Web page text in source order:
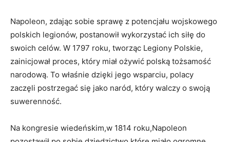
Napoleon, zdając sobie sprawę z potencjału wojskowego
polskich legionów, postanowił wykorzystać ich siłę do
swoich celów. W 1797 roku, tworząc Legiony Polskie,
zainicjował proces, który miał ożywić polską tożsamość
narodową. To właśnie dzięki jego wsparciu, polacy
zaczęli postrzegać się jako naród, który walczy o swoją
suwerenność.
Na kongresie wiedeńskim,w 1814 roku,Napoleon